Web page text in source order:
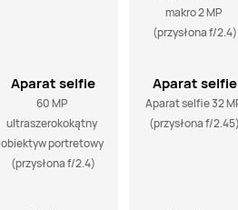
Aparat selfie
60 MP
ultraszerokokątny
obiektyw portretowy
(przysłona f/2.4)
makro 2 MP
(przysłona f/2.4)
Aparat selfie
Aparat selfie 32
(przysłona f/